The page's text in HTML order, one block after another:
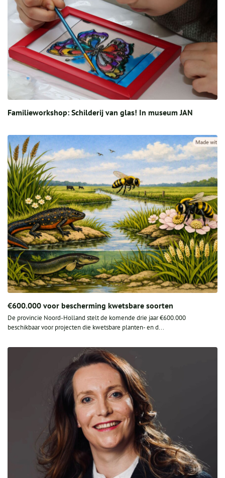
Familieworkshop: Schilderij van glas! In museum JAN
€600.000 voor bescherming kwetsbare soorten
De provincie Noord-Holland stelt de komende drie jaar €600.000
beschikbaar voor projecten die kwetsbare planten- en d...